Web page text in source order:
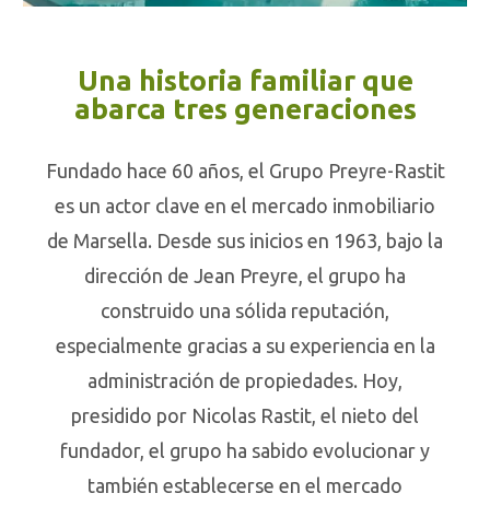
Una historia familiar que
abarca tres generaciones
Fundado hace 60 años, el Grupo Preyre-Rastit
es un actor clave en el mercado inmobiliario
de Marsella. Desde sus inicios en 1963, bajo la
dirección de Jean Preyre, el grupo ha
construido una sólida reputación,
especialmente gracias a su experiencia en la
administración de propiedades. Hoy,
presidido por Nicolas Rastit, el nieto del
fundador, el grupo ha sabido evolucionar y
también establecerse en el mercado